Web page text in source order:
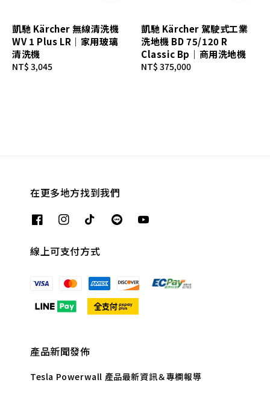
凱馳 Kärcher 無線清洗機
WV 1 Plus LR｜家用玻璃
清洗機
Regular
NT$ 3,045
凱馳 Kärcher 駕駛式工業
洗地機 BD 75/120 R
Classic Bp｜商用洗地機
Regular
NT$ 375,000
在更多地方找到我們
線上可支付方式
產品新聞發佈
Tesla Powerwall 產品最新資訊＆專欄報導